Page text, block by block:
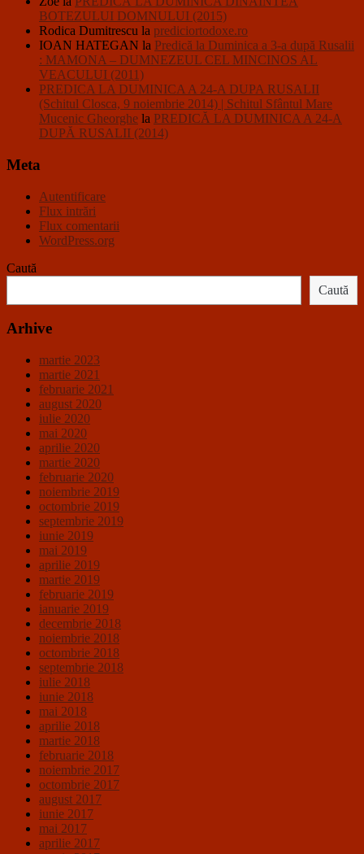
BOTEZULUI DOMNULUI (2015)
Rodica Dumitrescu la prediciortodoxe.ro
IOAN HATEGAN la Predică la Duminica a 3-a după Rusalii
: MAMONA – DUMNEZEUL CEL MINCINOS AL
VEACULUI (2011)
PREDICA LA DUMINICA A 24-A DUPA RUSALII
(Schitul Closca, 9 noiembrie 2014) | Schitul Sfântul Mare
Mucenic Gheorghe la PREDICĂ LA DUMINICA A 24-A
DUPĂ RUSALII (2014)
Meta
Autentificare
Flux intrări
Flux comentarii
WordPress.org
Caută
Caută
Arhive
martie 2023
martie 2021
februarie 2021
august 2020
iulie 2020
mai 2020
aprilie 2020
martie 2020
februarie 2020
noiembrie 2019
octombrie 2019
septembrie 2019
iunie 2019
mai 2019
aprilie 2019
martie 2019
februarie 2019
ianuarie 2019
decembrie 2018
noiembrie 2018
octombrie 2018
septembrie 2018
iulie 2018
iunie 2018
mai 2018
aprilie 2018
martie 2018
februarie 2018
noiembrie 2017
octombrie 2017
august 2017
iunie 2017
mai 2017
aprilie 2017